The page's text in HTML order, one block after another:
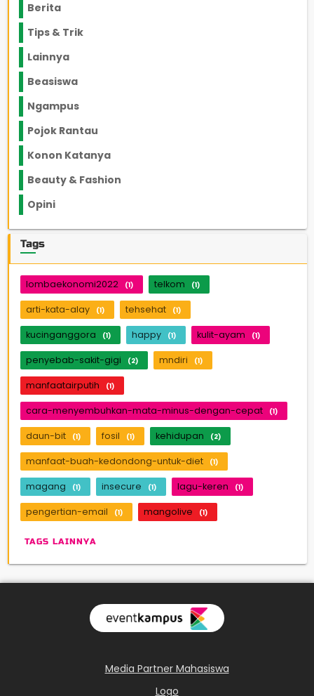
Berita
Tips & Trik
Lainnya
Beasiswa
Ngampus
Pojok Rantau
Konon Katanya
Beauty & Fashion
Opini
Tags
lombaekonomi2022 (1) telkom (1)
arti-kata-alay (1) tehsehat (1)
kucinganggora (1) happy (1) kulit-ayam (1)
penyebab-sakit-gigi (2) mndiri (1)
manfaatairputih (1)
cara-menyembuhkan-mata-minus-dengan-cepat (1)
daun-bit (1) fosil (1) kehidupan (2)
manfaat-buah-kedondong-untuk-diet (1)
magang (1) insecure (1) lagu-keren (1)
pengertian-email (1) mangolive (1)
TAGS LAINNYA
Media Partner Mahasiswa
Logo